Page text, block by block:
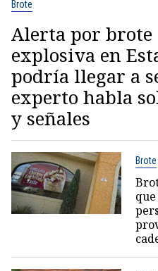
Brote
Alerta por brote
explosiva en
podría llegar a
experto habla
y señales
Brote